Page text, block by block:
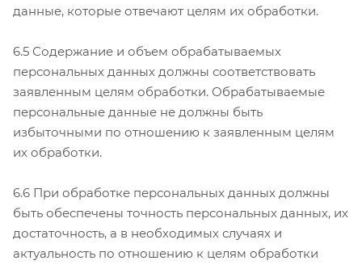
данные, которые отвечают целям их обработки.
6.5 Содержание и объем обрабатываемых
персональных данных должны соответствовать
заявленным целям обработки. Обрабатываемые
персональные данные не должны быть
избыточными по отношению к заявленным целям
их обработки.
6.6 При обработке персональных данных должны
быть обеспечены точность персональных данных, их
достаточность, а в необходимых случаях и
актуальность по отношению к целям обработки